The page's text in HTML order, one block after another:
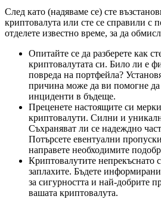
След като (надяваме се) сте
криптовалута или сте се справили с
отделете известно време, за да
Опитайте се да разберете как
криптовалутата си. Било ли е
повреда на портфейла?
причина може да ви помогне
инциденти в бъдеще.
Преценете настоящите си
криптовалути. Силни и
Съхраняват ли се надеждно
Потърсете евентуални
направете необходимите
Криптовалутите непрекъснато
заплахите. Бъдете
за сигурността и най-добрите
вашата криптовалута.